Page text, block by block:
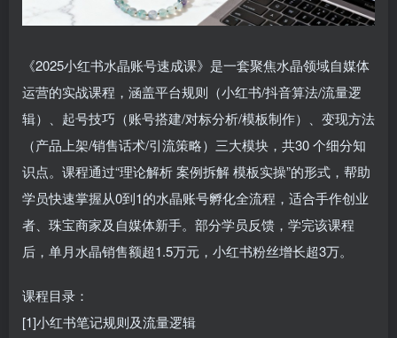
《2025小红书水晶账号速成课》是一套聚焦水晶领域自媒体
运营的实战课程，涵盖平台规则（小红书/抖音算法/流量逻
辑）、起号技巧（账号搭建/对标分析/模板制作）、变现方法
（产品上架/销售话术/引流策略）三大模块，共30 个细分知
识点。课程通过“理论解析 案例拆解 模板实操”的形式，帮助
学员快速掌握从0到1的水晶账号孵化全流程，适合手作创业
者、珠宝商家及自媒体新手。部分学员反馈，学完该课程
后，单月水晶销售额超1.5万元，小红书粉丝增长超3万。
课程目录：
[1]小红书笔记规则及流量逻辑